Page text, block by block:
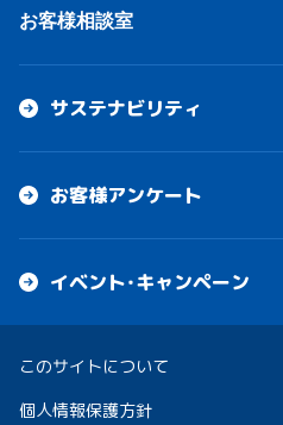
お客様相談室
サステナビリティ
お客様アンケート
イベント・キャンペーン
このサイトについて
個人情報保護方針